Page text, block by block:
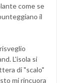
come se
il
L'isola si
di "scalo"
mi rincuora